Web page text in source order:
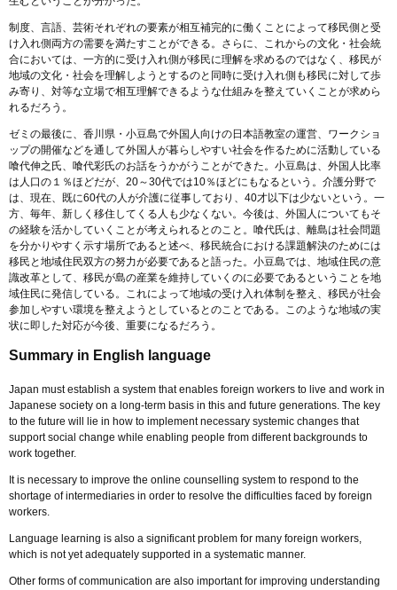
制度、言語、芸術それぞれの要素が相互補完的に働くことによって移民側と受
け入れ側両方の需要を満たすことができる。さらに、これからの文化・社会統
合においては、一方的に受け入れ側が移民に理解を求めるのではなく、移民が
地域の文化・社会を理解しようとするのと同時に受け入れ側も移民に対して歩
み寄り、対等な立場で相互理解できるような仕組みを整えていくことが求めら
れるだろう。
ゼミの最後に、香川県・小豆島で外国人向けの日本語教室の運営、ワークショ
ップの開催などを通して外国人が暮らしやすい社会を作るために活動している
喰代伸之氏、喰代彩氏のお話をうかがうことができた。小豆島は、外国人比率
は人口の１％ほどだが、20～30代では10％ほどにもなるという。介護分野で
は、現在、既に60代の人が介護に従事しており、40才以下は少ないという。一
方、毎年、新しく移住してくる人も少なくない。今後は、外国人についてもそ
の経験を活かしていくことが考えられるとのこと。喰代氏は、離島は社会問題
を分かりやすく示す場所であると述べ、移民統合における課題解決のためには
移民と地域住民双方の努力が必要であると語った。小豆島では、地域住民の意
識改革として、移民が島の産業を維持していくのに必要であるということを地
域住民に発信している。これによって地域の受け入れ体制を整え、移民が社会
参加しやすい環境を整えようとしているとのことである。このような地域の実
状に即した対応が今後、重要になるだろう。
Summary in English language
Japan must establish a system that enables foreign workers to live and work in
Japanese society on a long-term basis in this and future generations. The key
to the future will lie in how to implement necessary systemic changes that
support social change while enabling people from different backgrounds to
work together.
It is necessary to improve the online counselling system to respond to the
shortage of intermediaries in order to resolve the difficulties faced by foreign
workers.
Language learning is also a significant problem for many foreign workers,
which is not yet adequately supported in a systematic manner.
Other forms of communication are also important for improving understanding